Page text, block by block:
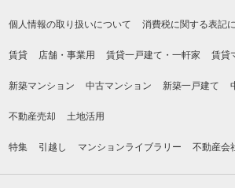
個人情報の取り扱いについて 消費税に関する表記
賃貸 店舗・事業用 賃貸一戸建て・一軒家 賃貸
新築マンション 中古マンション 新築一戸建て
不動産売却 土地活用
特集 引越し マンションライブラリー 不動産会